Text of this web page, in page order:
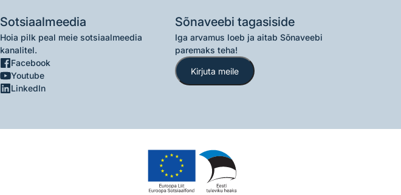
Sotsiaalmeedia
Hoia pilk peal meie sotsiaalmeedia
kanalitel.
Facebook
Youtube
LinkedIn
Sõnaveebi tagasiside
Iga arvamus loeb ja aitab Sõnaveebi
paremaks teha!
Kirjuta meile